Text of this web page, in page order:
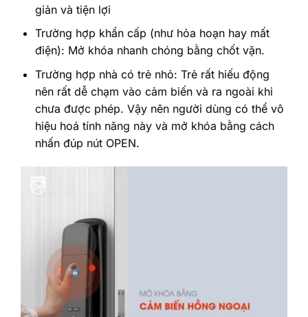
giản và tiện lợi
Trường hợp khẩn cấp (như hỏa hoạn hay mất
điện): Mở khóa nhanh chóng bằng chốt vặn.
Trường hợp nhà có trẻ nhỏ: Trẻ rất hiếu động
nên rất dễ chạm vào cảm biến và ra ngoài khi
chưa được phép. Vậy nên người dùng có thể vô
hiệu hoá tính năng này và mở khóa bằng cách
nhấn đúp nút OPEN.